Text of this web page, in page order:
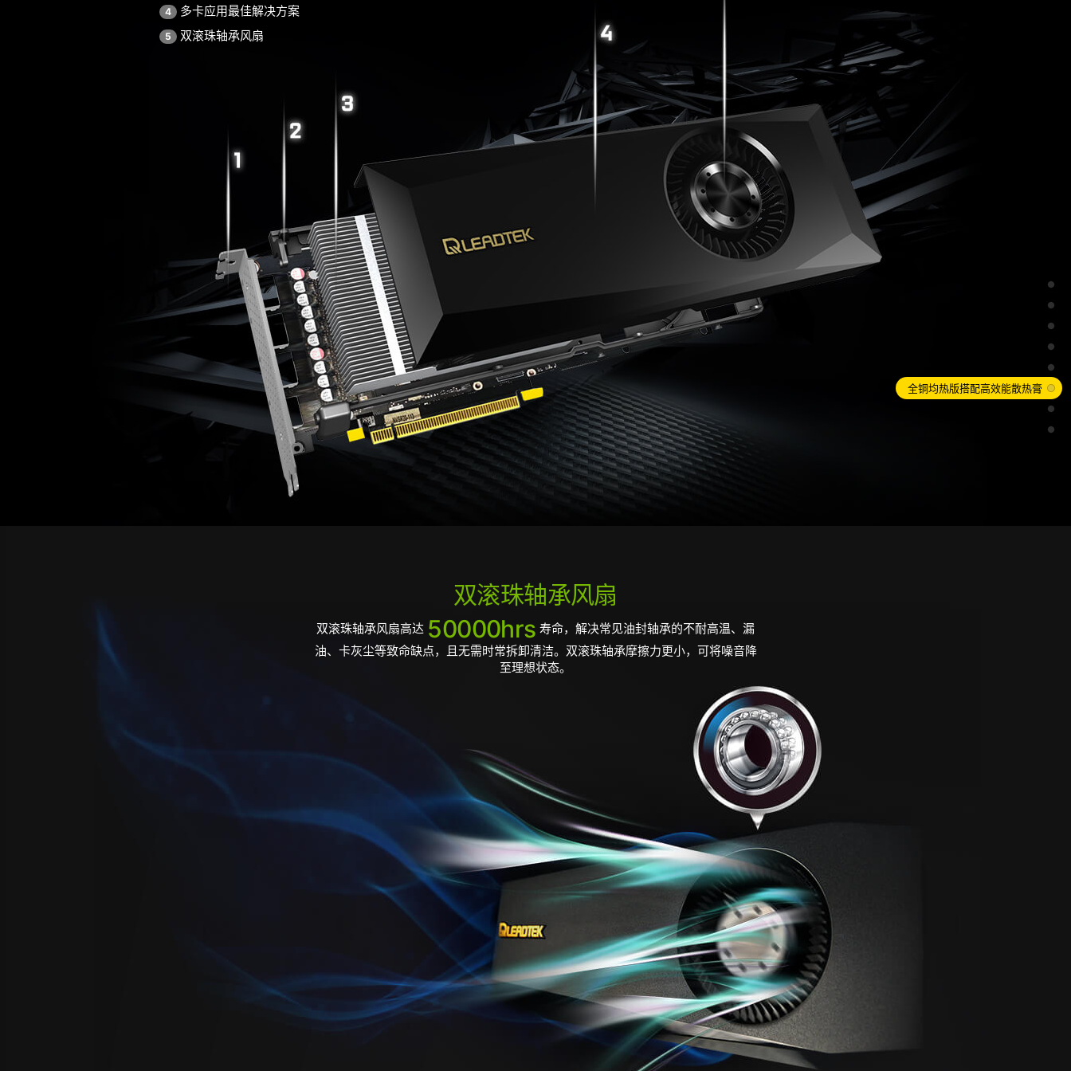
全铜均热版搭配高效能散热膏
4 多卡应用最佳解决方案
5 双滚珠轴承风扇
双滚珠轴承风扇
双滚珠轴承风扇高达 50000hrs 寿命，解决常见油封轴承的不耐高温、漏
油、卡灰尘等致命缺点，且无需时常拆卸清洁。双滚珠轴承摩擦力更小，可将噪音降
至理想状态。